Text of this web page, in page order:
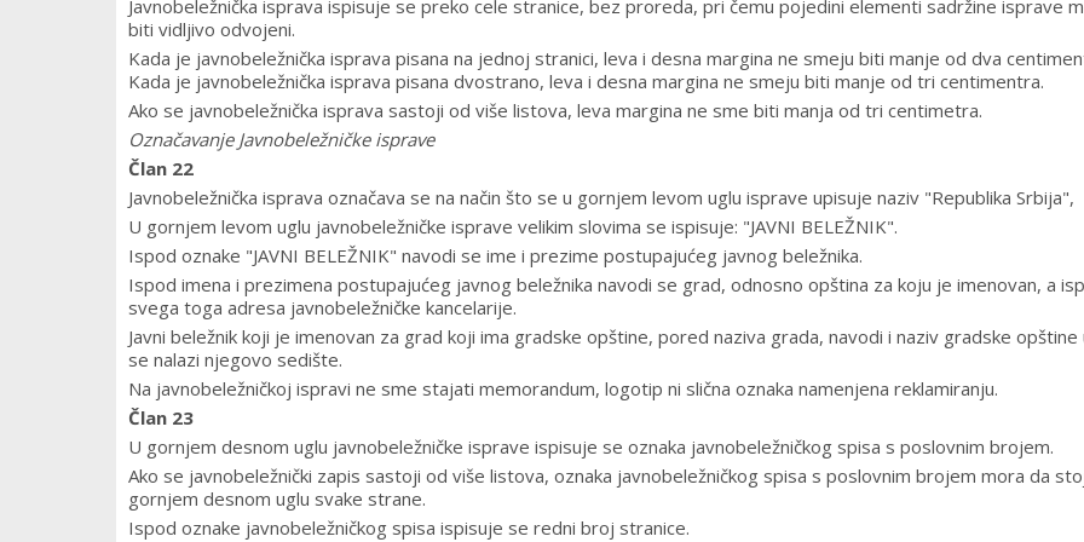
Javnobeležnička isprava ispisuje se preko cele stranice, bez proreda, pri čemu pojedini elementi sadržine isprave
biti vidljivo odvojeni.
Kada je javnobeležnička isprava pisana na jednoj stranici, leva i desna margina ne smeju biti manje od dva
Kada je javnobeležnička isprava pisana dvostrano, leva i desna margina ne smeju biti manje od tri centimentra.
Ako se javnobeležnička isprava sastoji od više listova, leva margina ne sme biti manja od tri centimetra.
Označavanje Javnobeležničke isprave
Član 22
Javnobeležnička isprava označava se na način što se u gornjem levom uglu isprave upisuje naziv "Republika Srbija",
U gornjem levom uglu javnobeležničke isprave velikim slovima se ispisuje: "JAVNI BELEŽNIK".
Ispod oznake "JAVNI BELEŽNIK" navodi se ime i prezime postupajućeg javnog beležnika.
Ispod imena i prezimena postupajućeg javnog beležnika navodi se grad, odnosno opština za koju je imenovan, a
svega toga adresa javnobeležničke kancelarije.
Javni beležnik koji je imenovan za grad koji ima gradske opštine, pored naziva grada, navodi i naziv gradske opštine
se nalazi njegovo sedište.
Na javnobeležničkoj ispravi ne sme stajati memorandum, logotip ni slična oznaka namenjena reklamiranju.
Član 23
U gornjem desnom uglu javnobeležničke isprave ispisuje se oznaka javnobeležničkog spisa s poslovnim brojem.
Ako se javnobeležnički zapis sastoji od više listova, oznaka javnobeležničkog spisa s poslovnim brojem mora da
gornjem desnom uglu svake strane.
Ispod oznake javnobeležničkog spisa ispisuje se redni broj stranice.